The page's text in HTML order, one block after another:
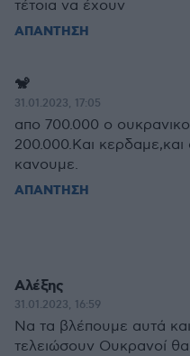
τέτοια να έχουν
ΑΠΑΝΤΗΣΗ
🐒
31.01.2023, 17:05
απο 700.000 ο
200.000.Και κερδαμε,και
κανουμε.
ΑΠΑΝΤΗΣΗ
Αλέξης
31.01.2023, 16:59
Να τα βλέπουμε αυτά
τελειώσουν Ουκρανοί